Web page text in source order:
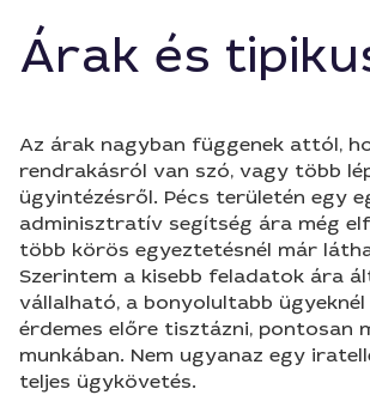
Árak és
Az árak nagyban függenek attól,
rendrakásról van szó, vagy több
ügyintézésről. Pécs területén egy
adminisztratív segítség ára még
több körös egyeztetésnél már
Szerintem a kisebb feladatok ára
vállalható, a bonyolultabb
érdemes előre tisztázni, pontosan
munkában. Nem ugyanaz egy
teljes ügykövetés.